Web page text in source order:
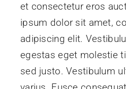
et consectetur eros
ipsum dolor sit amet,
adipiscing elit.
egestas eget molestie
sed justo. Vestibulum